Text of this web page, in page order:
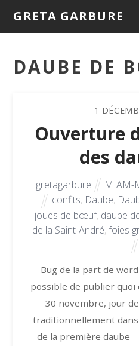
GRETA GARBURE
DAUBE DE
1
Ouverture
des
gretagarbure MIAM-
confits, Daube,
joues de bœuf, daube
de la Saint-André, foies
Bug de la part de
possible de publier quoi
30 novembre, jour
traditionnellement
de la première daube